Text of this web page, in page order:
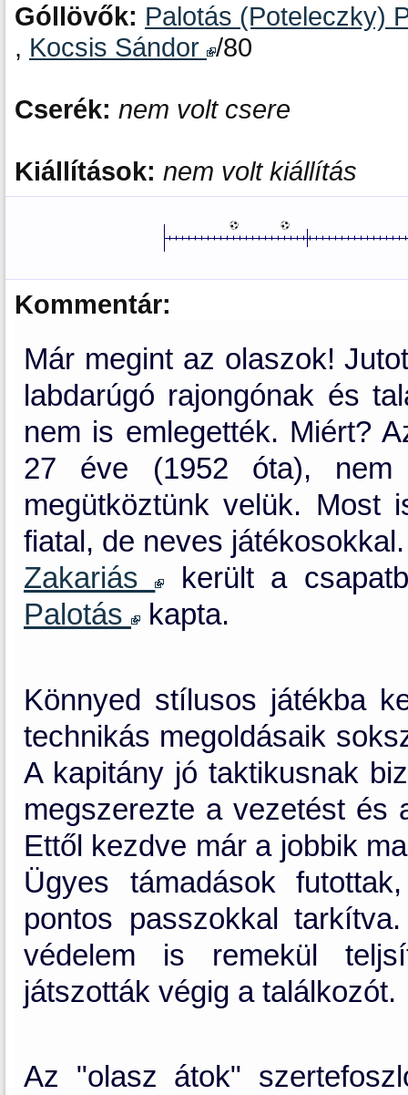
Góllövők: Palotás (Poteleczky)
, Kocsis Sándor /80
Cserék: nem volt csere
Kiállítások: nem volt kiállítás
Kommentár:
Már megint az olaszok!
labdarúgó rajongónak és
nem is emlegették. Miért?
27 éve (1952 óta), nem
megütköztünk velük. Most
fiatal, de neves játékosokkal.
Zakariás
került a
Palotás
kapta.
Könnyed stílusos játékba
technikás megoldásaik
A kapitány jó taktikusnak
megszerezte a vezetést és
Ettől kezdve már a jobbik
Ügyes támadások
pontos passzokkal
védelem is remekül
játszották végig a találkozót.
Az "olasz átok"